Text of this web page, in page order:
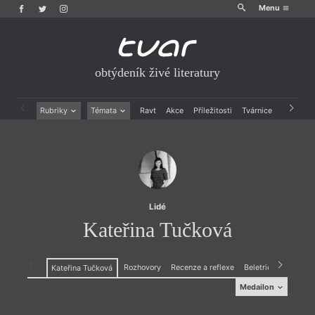
Menu
obtýdeník živé literatury
Rubriky Témata Ravt Akce Příležitosti Tvárnice Archiv
Lidé
Kateřina Tučková
Kateřina Tučková Rozhovory Recenze a reflexe Beletrie
Medailon